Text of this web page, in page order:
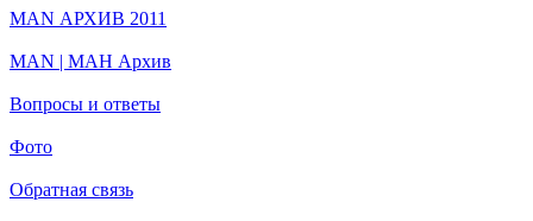
MAN АРХИВ 2011
MAN | МАН Архив
Вопросы и ответы
Фото
Обратная связь